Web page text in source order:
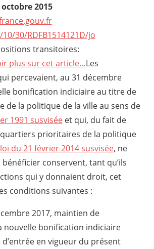
2015
30/RDFB1514121D/jo
transitoires:
plus sur cet article…Les
percevaient, au 31 décembre
bonification indiciaire au titre de
de la politique de la ville au sens de
1991 susviséeet qui, du fait de
prioritaires de la politique
loi du 21 février 2014 susvisée, ne
conservent, tant qu’ils
qui y donnaient droit, cet
conditions suivantes :
2017, maintien de
nouvelle bonification indiciaire
en vigueur du présent